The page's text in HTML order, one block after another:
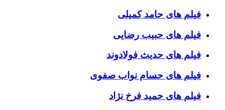
فیلم های حامد کمیلی
فیلم های حبیب رضایی
فیلم های حدیث فولادوند
فیلم های حسام نواب صفوی
فیلم های حمید فرخ نژاد